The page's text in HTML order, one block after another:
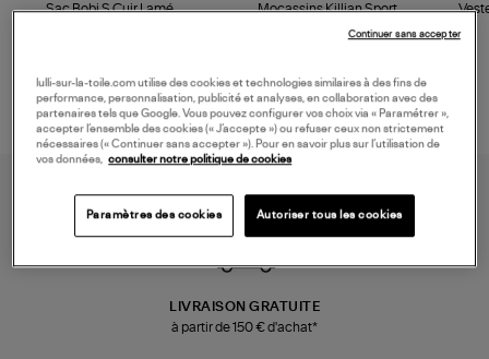
Sac Bobi S Cuir Lamé
189,00 €
Mocassins Killian Sport
LIVRAISON GRATUITE
à partir de 150 € d'achat*
lulli-sur-la-toile.com utilise des cookies et technologies similaires à des fins de
performance, personnalisation, publicité et analyses, en collaboration avec des
partenaires tels que Google. Vous pouvez configurer vos choix via « Paramétrer »,
accepter l’ensemble des cookies (« J’accepte ») ou refuser ceux non strictement
nécessaires (« Continuer sans accepter »). Pour en savoir plus sur l’utilisation de
vos données,
consulter notre politique de cookies
Paramètres des cookies Autoriser tous les cookies
Continuer sans accepter